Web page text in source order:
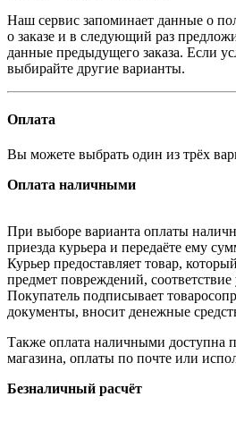
Наш сервис запоминает данные о
о заказе и в следующий раз
данные предыдущего заказа. Если
выбирайте другие варианты.
Оплата
Вы можете выбрать один из трёх
Оплата наличными
При выборе варианта оплаты
приезда курьера и передаёте ему
Курьер предоставляет товар,
предмет повреждений,
Покупатель подписывает
документы, вносит денежные
Также оплата наличными доступна
магазина, оплаты по почте или
Безналичный расчёт